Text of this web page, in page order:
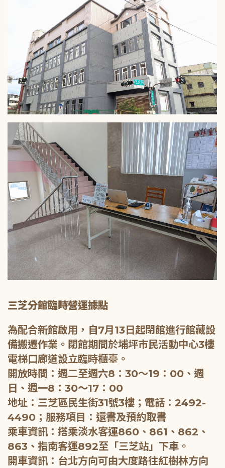
三芝分館臨時營運據點
為配合新館啟用，自7月13日起閉館進行館藏設
備搬遷作業。閉館期間於埔坪市民活動中心3樓
電梯口廊道設立臨時櫃臺。
開放時間：週二至週六8：30～19：00、週
日、週一8：30～17：00
地址：三芝區民生街31號3樓；電話：2492-
4490；服務項目：還書及預約取書
乘車資訊：搭乘淡水客運860、861、862、
863、指南客運892至「三芝站」下車。
開車資訊：台北方向可由大度路往紅樹林方向